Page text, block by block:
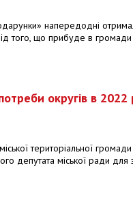
напередодні
того, що прибуде в
округів в 2022
територіальної
депутата міської ради